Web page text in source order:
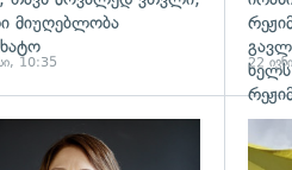
მიუღებლობა
10:35
ხელს
22